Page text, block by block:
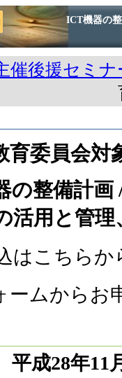
ICT機器の
催後援セミナ
育委員会対
の整備計
活用と管
はこちらか
ムからお
28年11